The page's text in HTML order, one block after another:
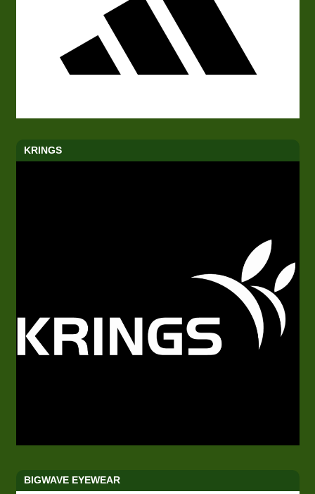
KRINGS
BIGWAVE EYEWEAR